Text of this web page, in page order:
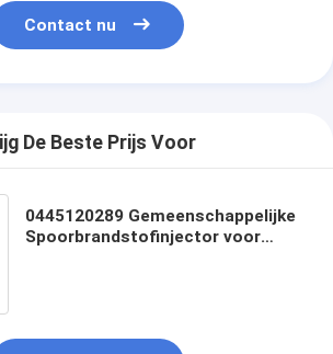
Contact nu
De Beste Prijs Voor
0445120289 Gemeenschappelijke
Spoorbrandstofinjector voor